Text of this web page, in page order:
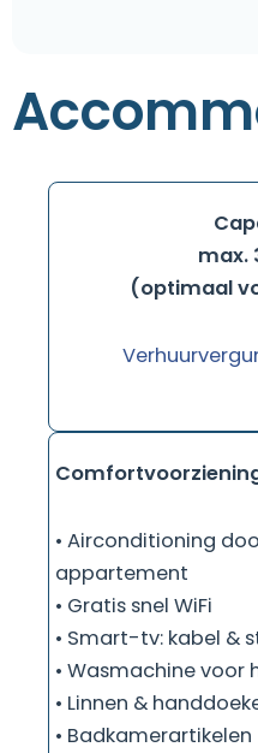
max.
(optimaal
• Airconditioning
appartement
• Gratis snel WiFi
• Smart-tv: kabel &
• Wasmachine voor
• Linnen &
• Badkamerartikelen